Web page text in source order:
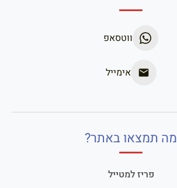
ווטסאפ
אימייל
מה תמצאו באתר?
פריז למטייל